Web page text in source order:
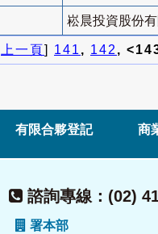
崧晨投資股份有
上一頁] 141, 142,
有限合夥登記 商
諮詢專線：(02)
署本部